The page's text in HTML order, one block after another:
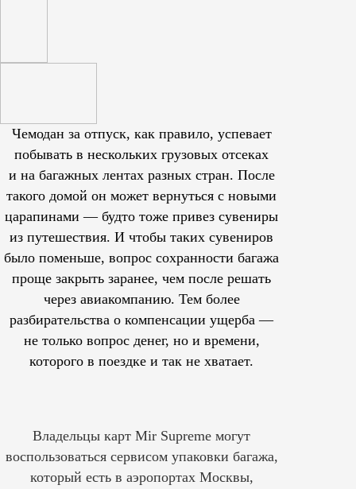
Чемодан за отпуск, как правило, успевает
побывать в нескольких грузовых отсеках
и на багажных лентах разных стран. После
такого домой он может вернуться с новыми
царапинами — будто тоже привез сувениры
из путешествия. И чтобы таких сувениров
было поменьше, вопрос сохранности багажа
проще закрыть заранее, чем после решать
через авиакомпанию. Тем более
разбирательства о компенсации ущерба —
не только вопрос денег, но и времени,
которого в поездке и так не хватает.
Владельцы карт Mir Supreme могут
воспользоваться сервисом упаковки багажа,
который есть в аэропортах Москвы,